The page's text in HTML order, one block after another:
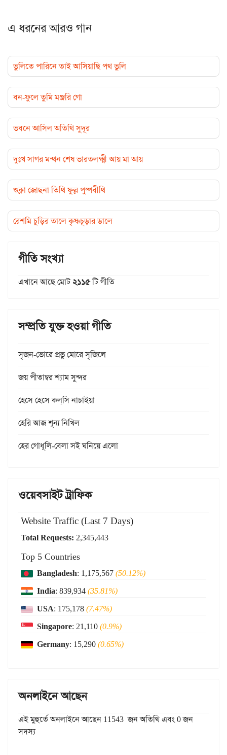
এ ধরনের আরও গান
ভুলিতে পারিনে তাই আসিয়াছি পথ ভুলি
বন-ফুলে তুমি মঞ্জরি গো
ভবনে আসিল অতিথি সুদূর
দুঃখ সাগর মন্থন শেষ ভারতলক্ষ্মী আয় মা আয়
শুক্লা জোছনা তিথি ফুল্ল পুষ্পবীথি
রেশমি চুড়ির তালে কৃষ্ণচূড়ার ডালে
গীতি সংখ্যা
এখানে আছে মোট২১১৫টি গীতি
সম্প্রতি যুক্ত হওয়া গীতি
সৃজন-ভোরে প্রভু মোরে সৃজিলে
জয় পীতাম্বর শ্যাম সুন্দর
হেসে হেসে কল্‌সি নাচাইয়া
হেরি আজ শূন্য নিখিল
হের গোধূলি-বেলা সই ঘনিয়ে এলো
ওয়েবসাইট ট্রাফিক
Website Traffic (Last 7 Days)
Total Requests: 2,345,443
Top 5 Countries
Bangladesh: 1,175,567(50.12%)
India: 839,934(35.81%)
USA: 175,178(7.47%)
Singapore: 21,110(0.9%)
Germany: 15,290(0.65%)
অনলাইনে আছেন
এই মুহুর্তে অনলাইনে আছেন 11543 জন অতিথি এবং 0 জন
সদস্য